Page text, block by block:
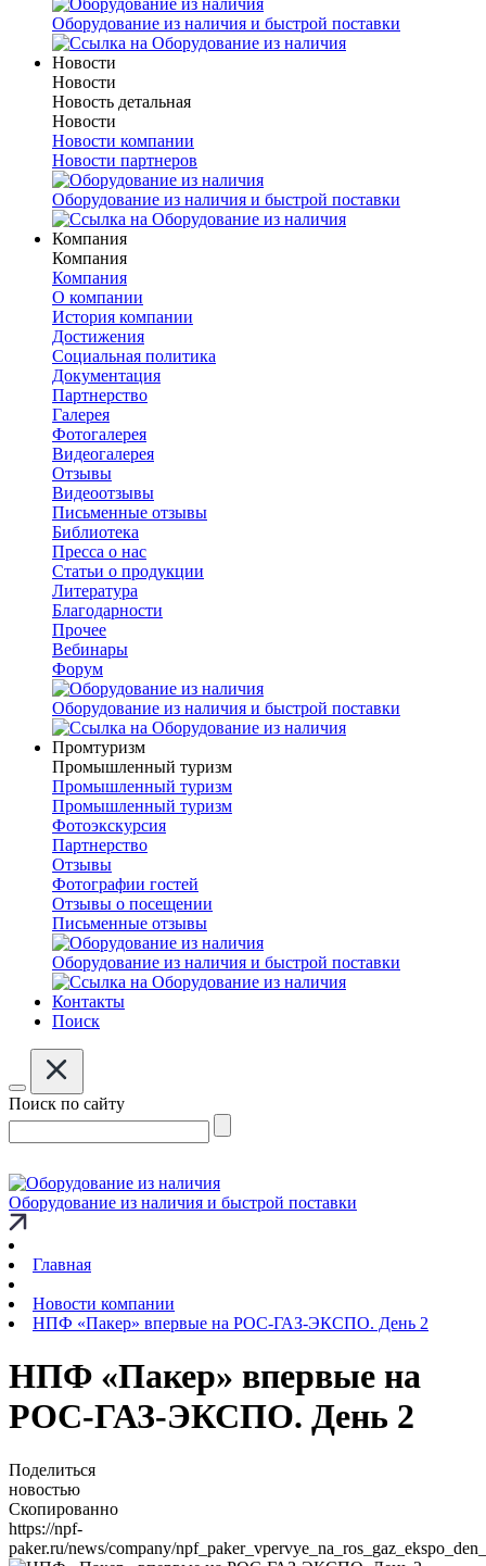
Оборудование из наличия и быстрой поставки
Новости
Новости
Новость детальная
Новости
Новости компании
Новости партнеров
Оборудование из наличия и быстрой поставки
Компания
Компания
Компания
О компании
История компании
Достижения
Социальная политика
Документация
Партнерство
Галерея
Фотогалерея
Видеогалерея
Отзывы
Видеоотзывы
Письменные отзывы
Библиотека
Пресса о нас
Статьи о продукции
Литература
Благодарности
Прочее
Вебинары
Форум
Оборудование из наличия и быстрой поставки
Промтуризм
Промышленный туризм
Промышленный туризм
Промышленный туризм
Фотоэкскурсия
Партнерство
Отзывы
Фотографии гостей
Отзывы о посещении
Письменные отзывы
Оборудование из наличия и быстрой поставки
Контакты
Поиск
Поиск по сайту
Оборудование из наличия и быстрой поставки
Главная
Новости компании
НПФ «Пакер» впервые на РОС-ГАЗ-ЭКСПО. День 2
НПФ «Пакер» впервые на
РОС-ГАЗ-ЭКСПО. День 2
Поделиться
новостью
Скопированно
https://npf-
paker.ru/news/company/